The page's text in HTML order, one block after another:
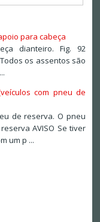
para cabeça
dianteiro. Fig. 92
os assentos são
com pneu de
de reserva. O pneu
AVISO Se tiver
um p ...